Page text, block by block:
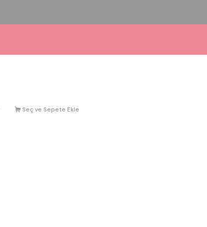
Seç ve Sepete Ekle